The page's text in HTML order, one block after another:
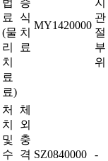
법
료
(물
리
치
료
료)
증
식
치
료
MY1420000
지
관
절
부
위
처
치
및
수
체
외
충
격 SZ0840000 -